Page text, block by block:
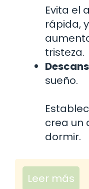
Evita el
rápida,
tristeza.
sueño.
crea un
dormir.
Leer más